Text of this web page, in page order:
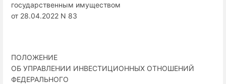
государственным имуществом
от 28.04.2022 N 83
ПОЛОЖЕНИЕ
ОБ УПРАВЛЕНИИ ИНВЕСТИЦИОННЫХ ОТНОШЕНИЙ
ФЕДЕРАЛЬНОГО